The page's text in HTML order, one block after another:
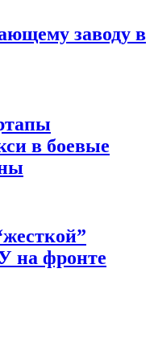
заводу в
в боевые
на фронте